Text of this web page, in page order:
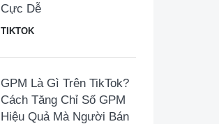
Cực Dễ
TIKTOK
GPM Là Gì Trên TikTok?
Cách Tăng Chỉ Số GPM
Hiệu Quả Mà Người Bán